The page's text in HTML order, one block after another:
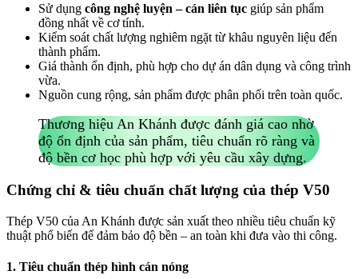
Sử dụng công nghệ luyện – cán liên tục giúp sản phẩm
đồng nhất về cơ tính.
Kiểm soát chất lượng nghiêm ngặt từ khâu nguyên liệu đến
thành phẩm.
Giá thành ổn định, phù hợp cho dự án dân dụng và công trình
vừa.
Nguồn cung rộng, sản phẩm được phân phối trên toàn quốc.
Thương hiệu An Khánh được đánh giá cao nhờ
độ ổn định của sản phẩm, tiêu chuẩn rõ ràng và
độ bền cơ học phù hợp với yêu cầu xây dựng.
Chứng chỉ & tiêu chuẩn chất lượng của thép V50
Thép V50 của An Khánh được sản xuất theo nhiều tiêu chuẩn kỹ
thuật phổ biến để đảm bảo độ bền – an toàn khi đưa vào thi công.
1. Tiêu chuẩn thép hình cán nóng